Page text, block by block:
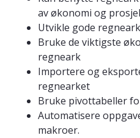
av økonomi og
Utvikle gode regneark
Bruke de viktigste
regneark
Importere og
regnearket
Bruke pivottabeller
Automatisere
makroer.